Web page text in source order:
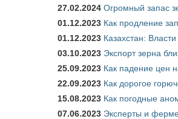
27.02.2024 Огромный запас
01.12.2023 Как продление
01.12.2023 Казахстан:
03.10.2023 Экспорт зерна
25.09.2023 Как падение цен
22.09.2023 Как дорогое
15.08.2023 Как погодные
07.06.2023 Эксперты и